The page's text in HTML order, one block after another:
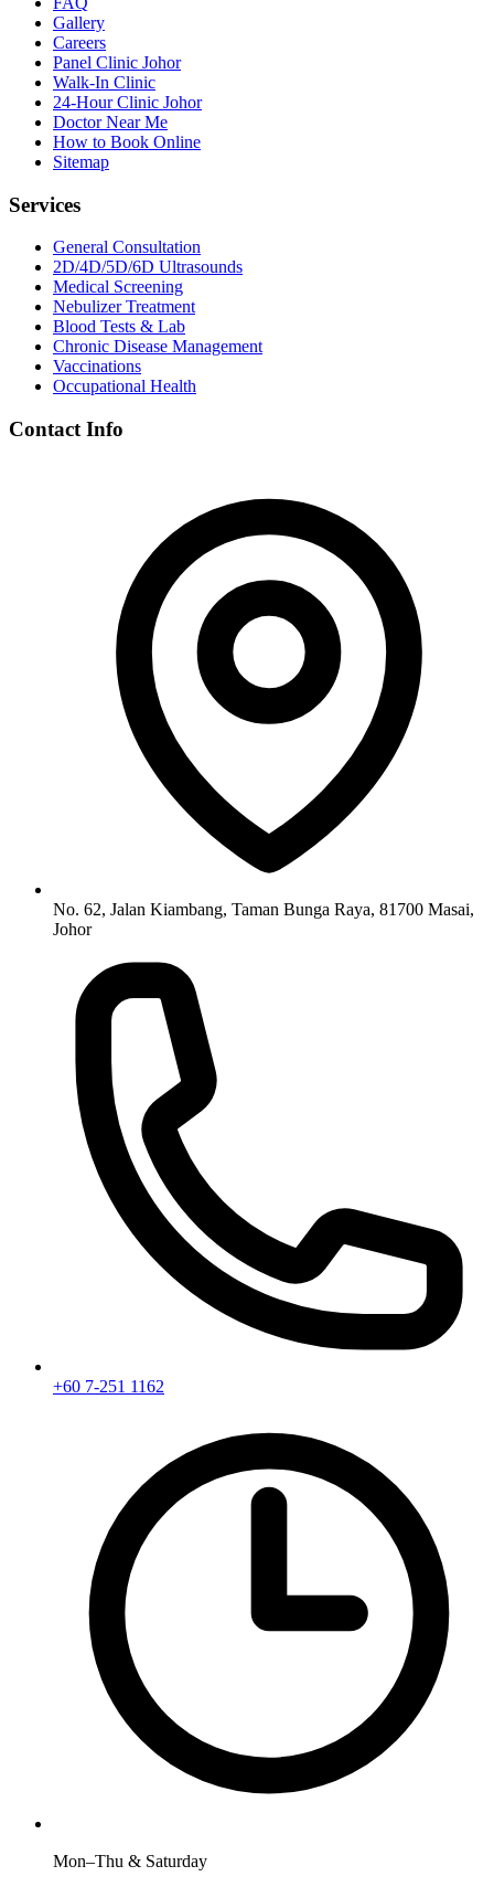
Gallery
Careers
Panel Clinic Johor
Walk-In Clinic
24-Hour Clinic Johor
Doctor Near Me
How to Book Online
Sitemap
Services
General Consultation
2D/4D/5D/6D Ultrasounds
Medical Screening
Nebulizer Treatment
Blood Tests & Lab
Chronic Disease Management
Vaccinations
Occupational Health
Contact Info
No. 62, Jalan Kiambang, Taman Bunga Raya, 81700 Masai,
Johor
+60 7-251 1162
Mon–Thu & Saturday